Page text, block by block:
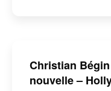
Christian
nouvelle –